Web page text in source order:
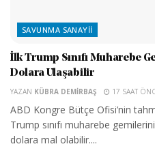
SAVUNMA SANAYII
İlk Trump Sınıfı Muharebe
Dolara Ulaşabilir
YAZAN KÜBRA DEMIRBAŞ 17 SAAT
ABD Kongre Bütçe Ofisi’nin
Trump sınıfı muharebe
dolara mal olabilir....